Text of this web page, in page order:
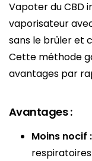
Vapoter du CBD
vaporisateur
sans le brûler et
Cette méthode
avantages par
Avantages :
Moins nocif :